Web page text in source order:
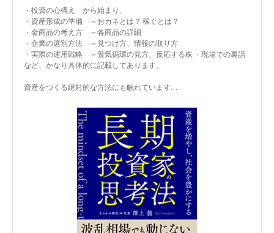
・投資の心構え から始まり、
・資産形成の準備 ～おカネとは？ 稼ぐとは？
・金商品の考え方 ～各商品の詳細
・企業の選別方法 ～見つけ方、情報の取り方
・実際の運用戦略 ～景気循環の見方、反応する株 ・現場での裏話
など、かなり具体的に記載してあります。
資産をつくる絶対的な方法にも触れています…